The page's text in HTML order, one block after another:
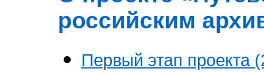
российским
Первый этап проекта